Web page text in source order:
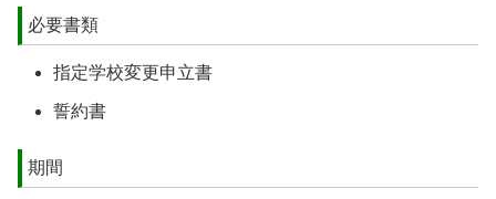
必要書類
指定学校変更申立書
誓約書
期間